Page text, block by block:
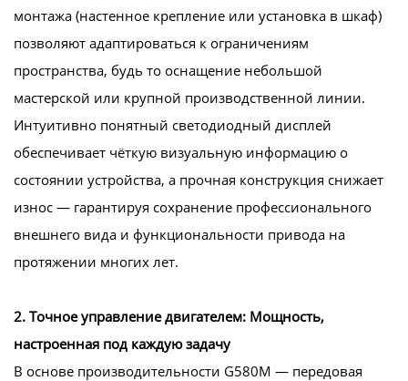
монтажа (настенное крепление или установка в шкаф)
позволяют адаптироваться к ограничениям
пространства, будь то оснащение небольшой
мастерской или крупной производственной линии.
Интуитивно понятный светодиодный дисплей
обеспечивает чёткую визуальную информацию о
состоянии устройства, а прочная конструкция снижает
износ — гарантируя сохранение профессионального
внешнего вида и функциональности привода на
протяжении многих лет.
2. Точное управление двигателем: Мощность,
настроенная под каждую задачу
В основе производительности G580M — передовая